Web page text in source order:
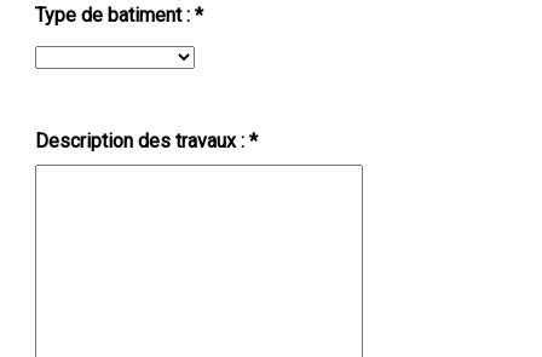
Type de batiment : *
Description des travaux : *